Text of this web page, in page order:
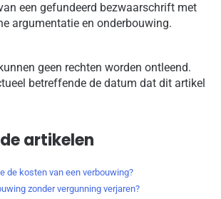
een gefundeerd bezwaarschrift met
argumentatie en onderbouwing.
geen rechten worden ontleend.
betreffende de datum dat dit artikel
artikelen
de kosten van een verbouwing?
zonder vergunning verjaren?